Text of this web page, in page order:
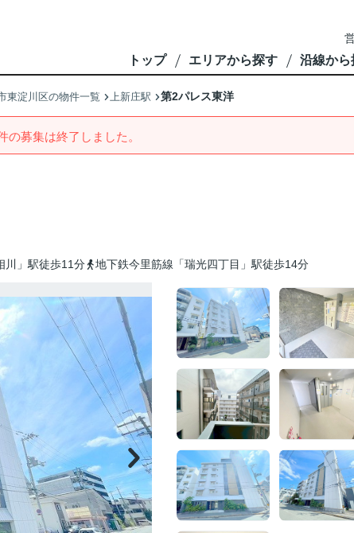
トップ エリアから探す 沿線から
東淀川区の物件一覧 上新庄駅 第2パレス東洋
の募集は終了しました。
川」駅徒歩11分 地下鉄今里筋線「瑞光四丁目」駅徒歩14分